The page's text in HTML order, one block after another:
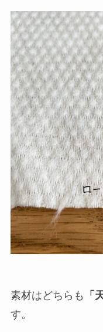
素材はどちらも 「
す。